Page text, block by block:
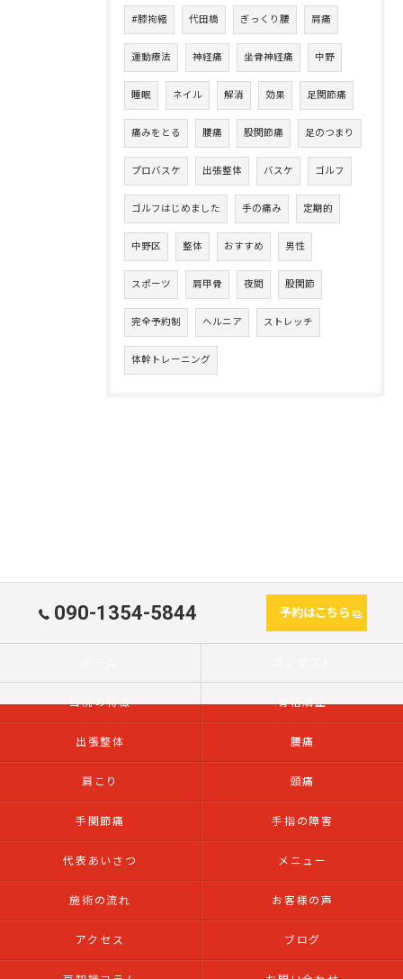
#膝拘縮 代田橋 ぎっくり腰 肩痛
運動療法 神経痛 坐骨神経痛 中野
睡眠 ネイル 解消 効果 足関節痛
痛みをとる 腰痛 股関節痛 足のつまり
プロバスケ 出張整体 バスケ ゴルフ
ゴルフはじめました 手の痛み 定期的
中野区 整体 おすすめ 男性
スポーツ 肩甲骨 夜間 股関節
完全予約制 ヘルニア ストレッチ
体幹トレーニング
090-1354-5844 予約はこちら
当院の特徴 骨格矯正
出張整体 腰痛
肩こり 頭痛
手関節痛 手指の障害
代表あいさつ メニュー
施術の流れ お客様の声
アクセス ブログ